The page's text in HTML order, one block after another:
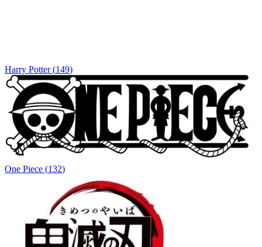
Harry Potter (149)
One Piece (132)